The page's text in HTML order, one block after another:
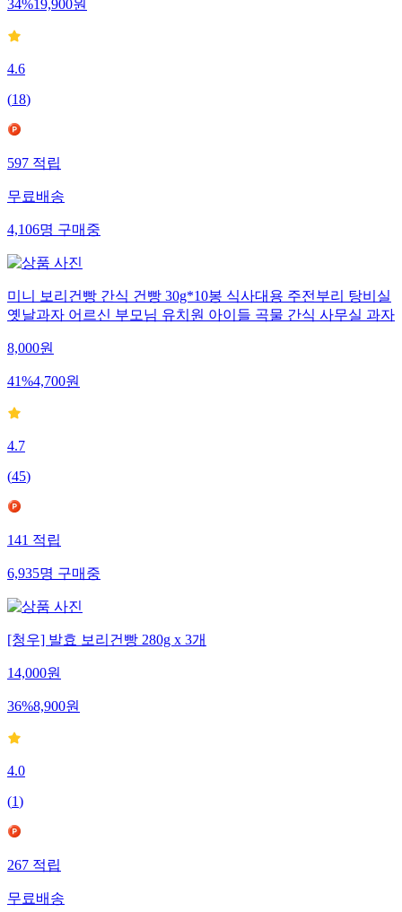
34%19,900원
4.6
(18)
597적립
무료배송
4,106명구매중
미니 보리건빵 간식 건빵 30g*10봉 식사대용 주전부리 탕비실
옛날과자 어르신 부모님 유치원 아이들 곡물 간식 사무실 과자
8,000원
41%4,700원
4.7
(45)
141적립
6,935명구매중
[청우] 발효 보리건빵 280g x 3개
14,000원
36%8,900원
4.0
(1)
267적립
무료배송